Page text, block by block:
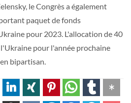
le Congrès a également
paquet de fonds
pour 2023. L'allocation de 40
pour l'année prochaine
bipartisan.